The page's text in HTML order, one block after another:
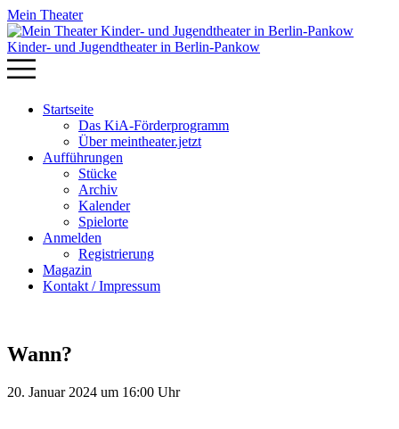
Mein Theater
Kinder- und Jugendtheater in Berlin‑Pankow
Startseite
Das KiA-Förderprogramm
Über meintheater.jetzt
Aufführungen
Stücke
Archiv
Kalender
Spielorte
Anmelden
Registrierung
Magazin
Kontakt / Impressum
Wann?
20. Januar 2024 um 16:00 Uhr